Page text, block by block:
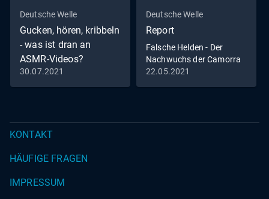
Deutsche Welle
Gucken, hören, kribbeln
- was ist dran an
ASMR-Videos?
30.07.2021
Deutsche Welle
Report
Falsche Helden - Der
Nachwuchs der Camorra
22.05.2021
KONTAKT
HÄUFIGE FRAGEN
IMPRESSUM